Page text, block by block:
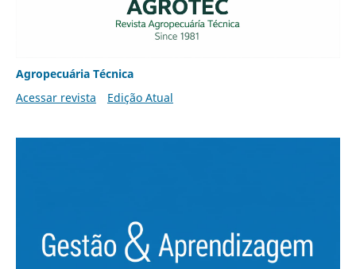
Agropecuária Técnica
Acessar revista
Edição Atual